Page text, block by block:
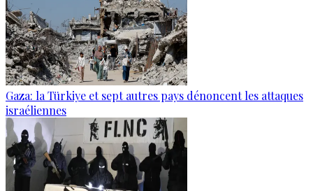
Gaza: la Türkiye et sept autres pays dénoncent les attaques
israéliennes